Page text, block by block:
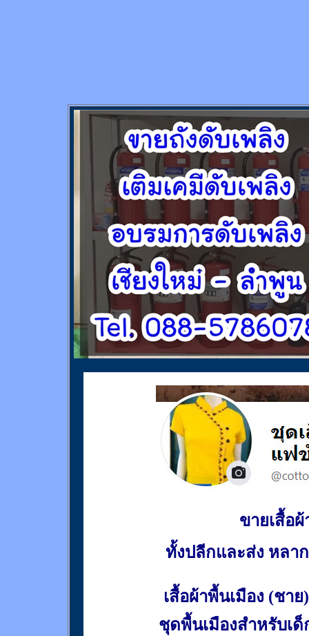
ขายเสื้อผ้
ทั้งปลีกและส่ง หลา
เสื้อผ้าพื้นเมือง (ชาย)
ชุดพื้นเมืองสำหรับเด็